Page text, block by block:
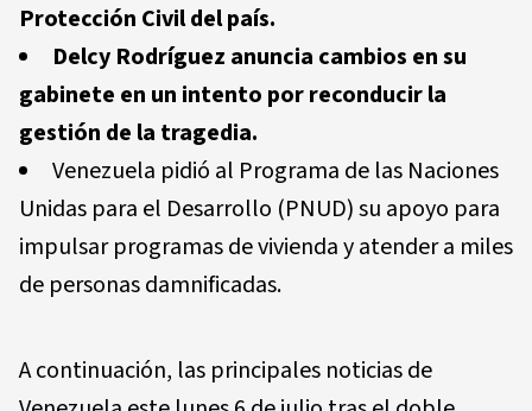
Protección Civil del país.
Delcy Rodríguez anuncia cambios en su
gabinete en un intento por reconducir la
gestión de la tragedia.
Venezuela pidió al Programa de las Naciones
Unidas para el Desarrollo (PNUD) su apoyo para
impulsar programas de vivienda y atender a miles
de personas damnificadas.
A continuación, las principales noticias de